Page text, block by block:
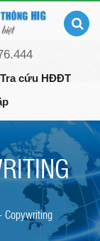
Tra cứu HĐĐT
Copywriting